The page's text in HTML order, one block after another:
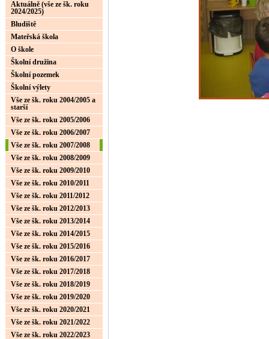
Aktuálně (vše ze šk. roku
2024/2025)
Bludiště
Mateřská škola
O škole
Školní družina
Školní pozemek
Školní výlety
Vše ze šk. roku 2004/2005 a
starší
Vše ze šk. roku 2005/2006
Vše ze šk. roku 2006/2007
Vše ze šk. roku 2007/2008
Vše ze šk. roku 2008/2009
Vše ze šk. roku 2009/2010
Vše ze šk. roku 2010/2011
Vše ze šk. roku 2011/2012
Vše ze šk. roku 2012/2013
Vše ze šk. roku 2013/2014
Vše ze šk. roku 2014/2015
Vše ze šk. roku 2015/2016
Vše ze šk. roku 2016/2017
Vše ze šk. roku 2017/2018
Vše ze šk. roku 2018/2019
Vše ze šk. roku 2019/2020
Vše ze šk. roku 2020/2021
Vše ze šk. roku 2021/2022
Vše ze šk. roku 2022/2023